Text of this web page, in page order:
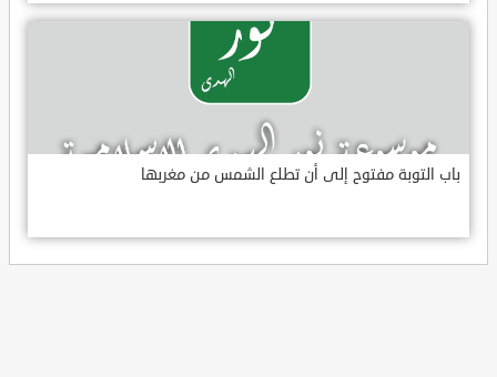
باب التوبة مفتوح إلى أن تطلع الشمس من مغربها